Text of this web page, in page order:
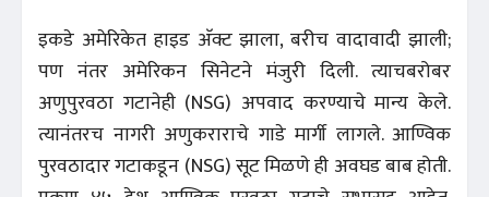
इकडे अमेरिकेत हाइड अ‍ॅक्ट झाला, बरीच वादावादी झाली;
पण नंतर अमेरिकन सिनेटने मंजुरी दिली. त्याचबरोबर
अणुपुरवठा गटानेही (NSG) अपवाद करण्याचे मान्य केले.
त्यानंतरच नागरी अणुकराराचे गाडे मार्गी लागले. आण्विक
पुरवठादार गटाकडून (NSG) सूट मिळणे ही अवघड बाब होती.